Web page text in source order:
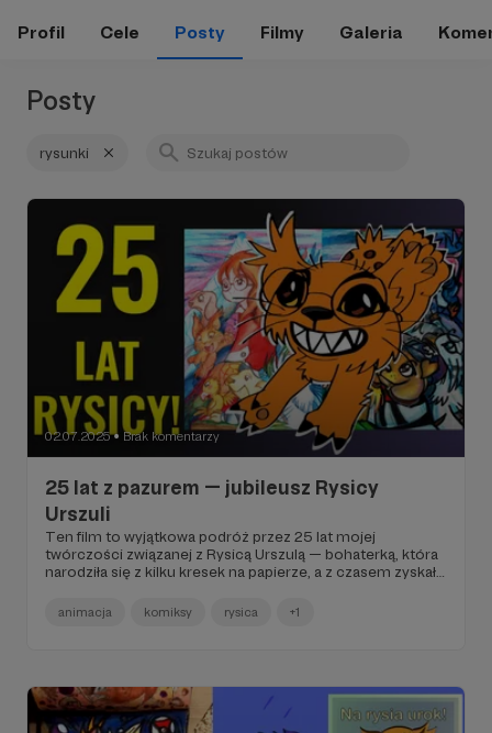
Profil Cele Posty Filmy Galeria
Posty
rysunki
02.07.2025 ● Brak komentarzy
25 lat z pazurem — jubileusz Rysicy
Urszuli
Ten film to wyjątkowa podróż przez 25 lat mojej
twórczości związanej z Rysicą Urszulą — bohaterką, która
narodziła się z kilku kresek na papierze, a z czasem zyskała
animacja komiksy rysica +1